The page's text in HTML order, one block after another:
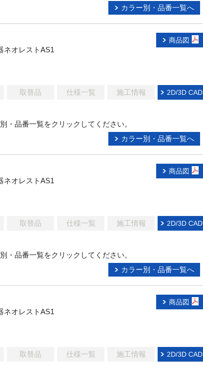
カラー別・品番一覧へ
ネオレストAS1
商品図
取替品 仕様一覧 施工情報 2D/3D CAD
・品番一覧をクリックしてください。
カラー別・品番一覧へ
ネオレストAS1
商品図
取替品 仕様一覧 施工情報 2D/3D CAD
・品番一覧をクリックしてください。
カラー別・品番一覧へ
ネオレストAS1
商品図
取替品 仕様一覧 施工情報 2D/3D CAD